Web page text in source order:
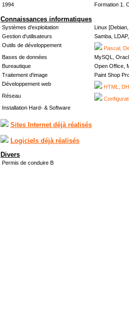
1994
Formation 1.
Connaissances informatiques
Systèmes d'exploitation
Linux
Gestion d'utilisateurs
Samba,
Outils de développement
Pascal,
Bases de données
MySQL,
Bureautique
Open Office,
Traitement d'image
Paint Shop
Développement web
HTML,
Réseau
Installation Hard- & Software
Sites Internet déjà réalisés
Logiciels déjà réalisés
Divers
Permis de conduire B